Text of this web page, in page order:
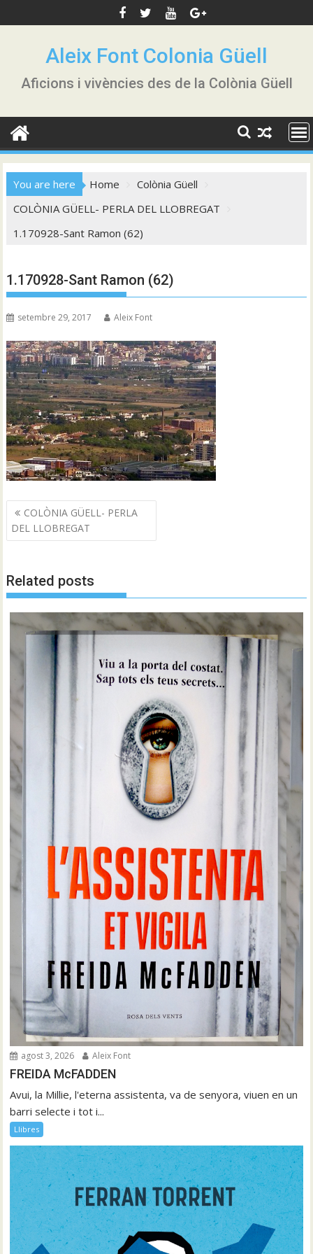
to
Aleix Font Colonia Güell
Aficions i vivències des de la Colònia Güell
You are here Home
Colònia Güell
COLÒNIA GÜELL- PERLA DEL LLOBREGAT
1.170928-Sant Ramon (62)
1.170928-Sant Ramon (62)
setembre 29, 2017 Aleix Font
Navegació
d'entrades
COLÒNIA GÜELL- PERLA
DEL LLOBREGAT
Related posts
agost 3, 2026 Aleix Font
FREIDA McFADDEN
Avui, la Millie, l'eterna assistenta, va de senyora, viuen en un
barri selecte i tot i...
Llibres